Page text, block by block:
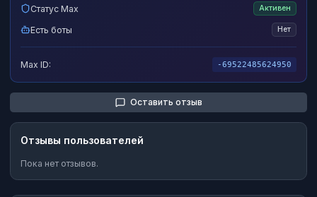
Статус Max Активен
Есть боты Нет
Max ID: -69522485624950
Оставить отзыв
Отзывы пользователей
Пока нет отзывов.